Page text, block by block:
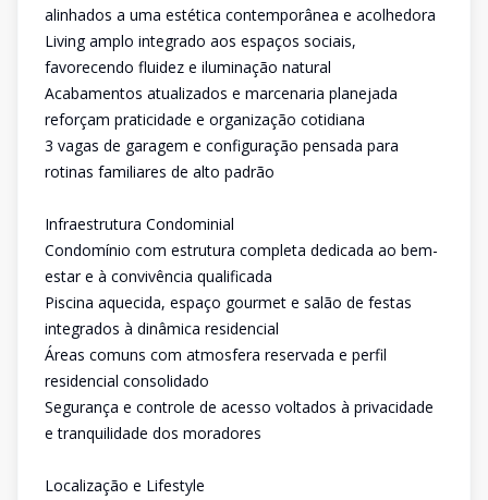
alinhados a uma estética contemporânea e acolhedora
Living amplo integrado aos espaços sociais,
favorecendo fluidez e iluminação natural
Acabamentos atualizados e marcenaria planejada
reforçam praticidade e organização cotidiana
3 vagas de garagem e configuração pensada para
rotinas familiares de alto padrão
Infraestrutura Condominial
Condomínio com estrutura completa dedicada ao bem-
estar e à convivência qualificada
Piscina aquecida, espaço gourmet e salão de festas
integrados à dinâmica residencial
Áreas comuns com atmosfera reservada e perfil
residencial consolidado
Segurança e controle de acesso voltados à privacidade
e tranquilidade dos moradores
Localização e Lifestyle